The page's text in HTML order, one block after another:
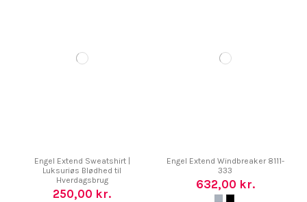
Engel Extend Sweatshirt |
Luksuriøs Blødhed til
Hverdagsbrug
250,00 kr.
Engel Extend Windbreaker 8111-
333
632,00 kr.